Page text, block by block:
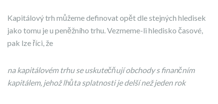
Kapitálový trh můžeme definovat opět dle stejných hledisek
jako tomu je u peněžního trhu. Vezmeme-li hledisko časové,
pak lze říci, že
na kapitálovém trhu se uskutečňují obchody s finančním
kapitálem, jehož lhůta splatnosti je delší než jeden rok